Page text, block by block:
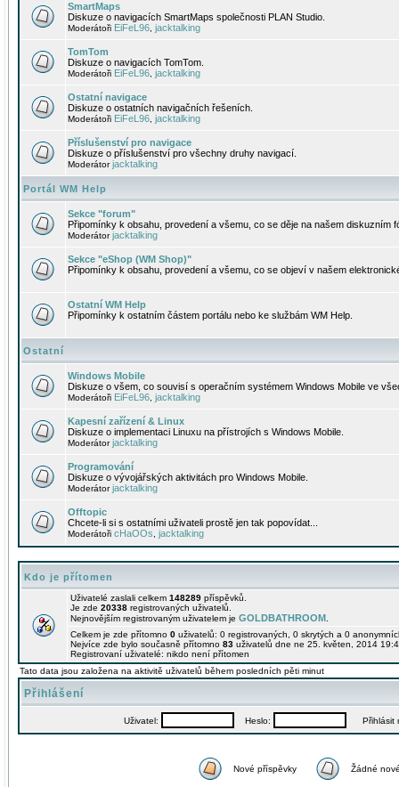
SmartMaps
Diskuze o navigacích SmartMaps společnosti PLAN Studio.
Moderátoři EiFeL96 jacktalking
TomTom
Diskuze o navigacích TomTom.
Moderátoři EiFeL96 jacktalking
Ostatní navigace
Diskuze o ostatních navigačních řešeních.
Moderátoři EiFeL96 jacktalking
Příslušenství pro navigace
Diskuze o příslušenství pro všechny druhy navigací.
Moderátorjacktalking
Portál WM Help
Sekce "forum"
Připomínky k obsahu, provedení a všemu, co se děje na našem diskuzním
Moderátorjacktalking
Sekce "eShop (WM Shop)"
Připomínky k obsahu, provedení a všemu, co se objeví v našem
Ostatní WM Help
Připomínky k ostatním částem portálu nebo ke službám WM Help.
Ostatní
Windows Mobile
Diskuze o všem, co souvisí s operačním systémem Windows Mobile ve
Moderátoři EiFeL96 jacktalking
Kapesní zařízení & Linux
Diskuze o implementaci Linuxu na přístrojích s Windows Mobile.
Moderátorjacktalking
Programování
Diskuze o vývojářských aktivitách pro Windows Mobile.
Moderátorjacktalking
Offtopic
Chcete-li si s ostatními uživateli prostě jen tak popovídat...
Moderátoři cHaOOs jacktalking
Kdo je přítomen
Uživatelé zaslali celkem 148289 příspěvků.
Je zde 20338 registrovaných uživatelů.
Nejnovějším registrovaným uživatelem je GOLDBATHROOM
Celkem je zde přítomno 0 uživatelů: 0 registrovaných, 0 skrytých a 0
Nejvíce zde bylo současně přítomno 83 uživatelů dne ne 25. květen, 2014
Registrovaní uživatelé: nikdo není přítomen
Tato data jsou založena na aktivitě uživatelů během posledních pěti minut
Přihlášení
Uživatel: Heslo: Přihlásit
Nové příspěvky Žádné